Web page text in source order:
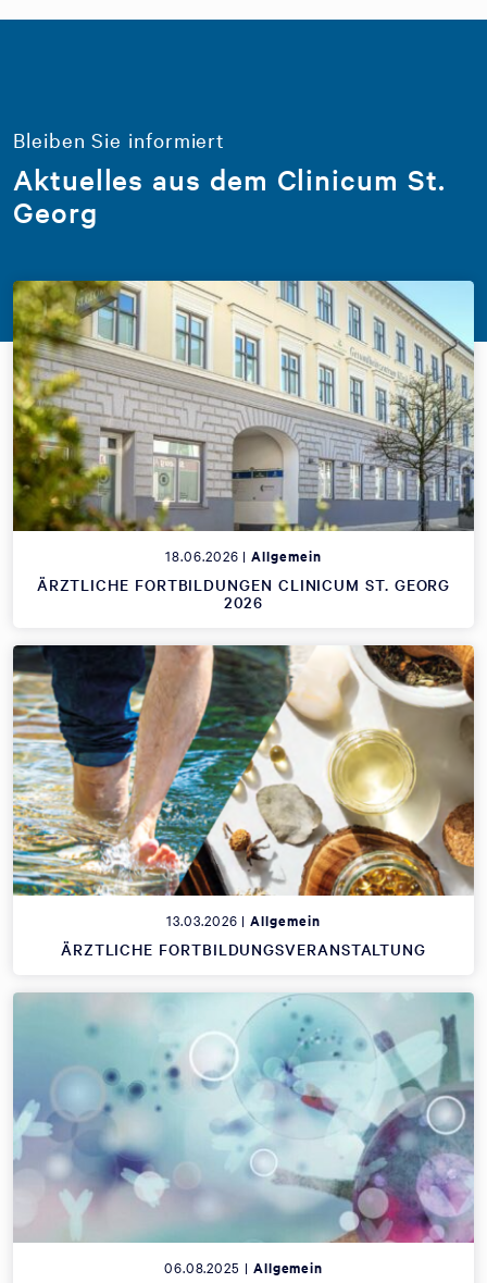
Bleiben Sie informiert
Aktuelles aus dem Clinicum St.
Georg
18.06.2026 |Allgemein
ÄRZTLICHE FORTBILDUNGEN CLINICUM ST. GEORG
2026
13.03.2026 |Allgemein
ÄRZTLICHE FORTBILDUNGSVERANSTALTUNG
06.08.2025 | Allgemein